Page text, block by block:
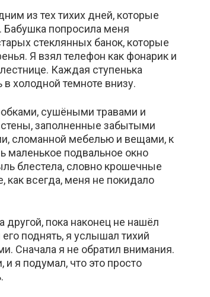
из тех тихих дней, которые
Бабушка попросила меня
стеклянных банок, которые
Я взял телефон как фонарик и
Каждая ступенька
холодной темноте внизу.
сушёными травами и
заполненные забытыми
сломанной мебелью и вещами, к
маленькое подвальное окно
блестела, словно крошечные
как всегда, меня не покидало
другой, пока наконец не нашёл
поднять, я услышал тихий
Сначала я не обратил внимания.
я подумал, что это просто